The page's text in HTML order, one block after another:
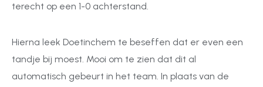
terecht op een 1-0 achterstand.
Hierna leek Doetinchem te beseffen dat er even een
tandje bij moest. Mooi om te zien dat dit al
automatisch gebeurt in het team. In plaats van de